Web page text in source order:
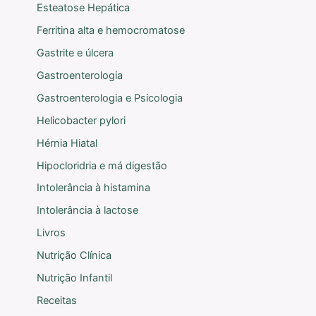
Esteatose Hepática
Ferritina alta e hemocromatose
Gastrite e úlcera
Gastroenterologia
Gastroenterologia e Psicologia
Helicobacter pylori
Hérnia Hiatal
Hipocloridria e má digestão
Intolerância à histamina
Intolerância à lactose
Livros
Nutrição Clínica
Nutrição Infantil
Receitas